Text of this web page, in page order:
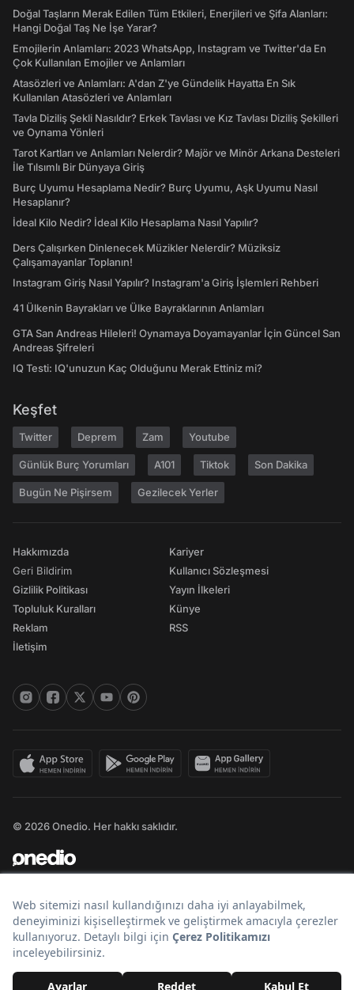
Doğal Taşların Merak Edilen Tüm Etkileri, Enerjileri ve Şifa Alanları:
Hangi Doğal Taş Ne İşe Yarar?
Emojilerin Anlamları: 2023 WhatsApp, Instagram ve Twitter'da En
Çok Kullanılan Emojiler ve Anlamları
Atasözleri ve Anlamları: A'dan Z'ye Gündelik Hayatta En Sık
Kullanılan Atasözleri ve Anlamları
Tavla Diziliş Şekli Nasıldır? Erkek Tavlası ve Kız Tavlası Diziliş Şekilleri
ve Oynama Yönleri
Tarot Kartları ve Anlamları Nelerdir? Majör ve Minör Arkana Desteleri
İle Tılsımlı Bir Dünyaya Giriş
Burç Uyumu Hesaplama Nedir? Burç Uyumu, Aşk Uyumu Nasıl
Hesaplanır?
İdeal Kilo Nedir? İdeal Kilo Hesaplama Nasıl Yapılır?
Ders Çalışırken Dinlenecek Müzikler Nelerdir? Müziksiz
Çalışamayanlar Toplanın!
Instagram Giriş Nasıl Yapılır? Instagram'a Giriş İşlemleri Rehberi
41 Ülkenin Bayrakları ve Ülke Bayraklarının Anlamları
GTA San Andreas Hileleri! Oynamaya Doyamayanlar İçin Güncel San
Andreas Şifreleri
IQ Testi: IQ'unuzun Kaç Olduğunu Merak Ettiniz mi?
Keşfet
Twitter Deprem Zam Youtube
Günlük Burç Yorumları A101 Tiktok Son Dakika
Bugün Ne Pişirsem Gezilecek Yerler
Hakkımızda
Geri Bildirim
Gizlilik Politikası
Topluluk Kuralları
Reklam
İletişim
Kariyer
Kullanıcı Sözleşmesi
Yayın İlkeleri
Künye
RSS
© 2026 Onedio. Her hakkı saklıdır.
Bir markasıdır.